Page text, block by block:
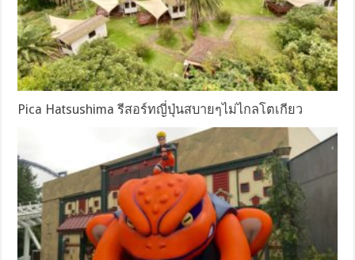
Pica Hatsushima รีสอร์ทญี่ปุ่นสบายๆไม่ไกลโตเกียว